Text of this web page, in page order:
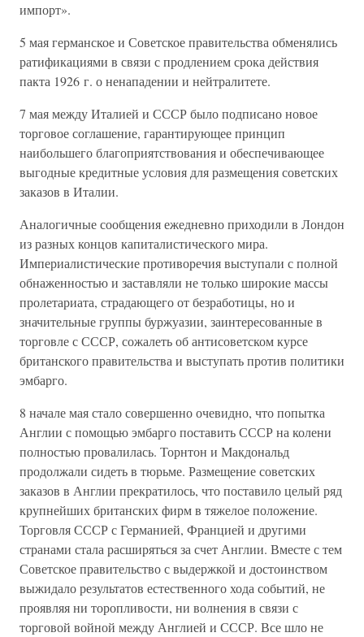
импорт».
5 мая германское и Советское правительства обменялись
ратификациями в связи с продлением срока действия
пакта 1926 г. о ненападении и нейтралитете.
7 мая между Италией и СССР было подписано новое
торговое соглашение, гарантирующее принцип
наибольшего благоприятствования и обеспечивающее
выгодные кредитные условия для размещения советских
заказов в Италии.
Аналогичные сообщения ежедневно приходили в Лондон
из разных концов капиталистического мира.
Империалистические противоречия выступали с полной
обнаженностью и заставляли не только широкие массы
пролетариата, страдающего от безработицы, но и
значительные группы буржуазии, заинтересованные в
торговле с СССР, сожалеть об антисоветском курсе
британского правительства и выступать против политики
эмбарго.
8 начале мая стало совершенно очевидно, что попытка
Англии с помощью эмбарго поставить СССР на колени
полностью провалилась. Торнтон и Макдональд
продолжали сидеть в тюрьме. Размещение советских
заказов в Англии прекратилось, что поставило целый ряд
крупнейших британских фирм в тяжелое положение.
Торговля СССР с Германией, Францией и другими
странами стала расширяться за счет Англии. Вместе с тем
Советское правительство с выдержкой и достоинством
выжидало результатов естественного хода событий, не
проявляя ни торопливости, ни волнения в связи с
торговой войной между Англией и СССР. Все шло не